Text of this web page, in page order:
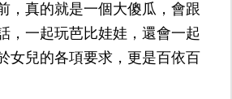
，真的就是一個大傻瓜，會跟
，一起玩芭比娃娃，還會一起
女兒的各項要求，更是百依百